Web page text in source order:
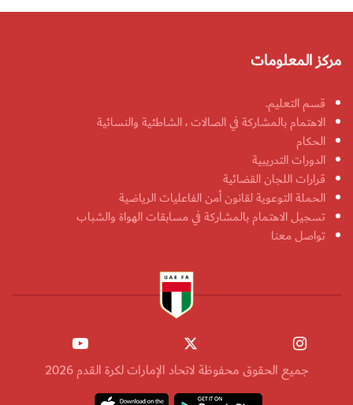
مركز المعلومات
قسم التعليم.
الاهتمام بالمشاركة في الصالات ، الشاطئية والنسائية
الحكام
الدورات التدريبية
قرارات اللجان القضائية
الحملة التوعوية لقانون أمن الفاعليات الرياضية
تسجيل الاهتمام بالمشاركة في مسابقات الهواة والشباب
تواصل معنا
جميع الحقوق محفوظة لاتحاد الإمارات لكرة القدم 2026